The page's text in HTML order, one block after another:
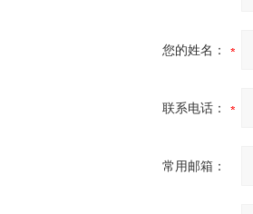
您的姓名：
联系电话：
常用邮箱：